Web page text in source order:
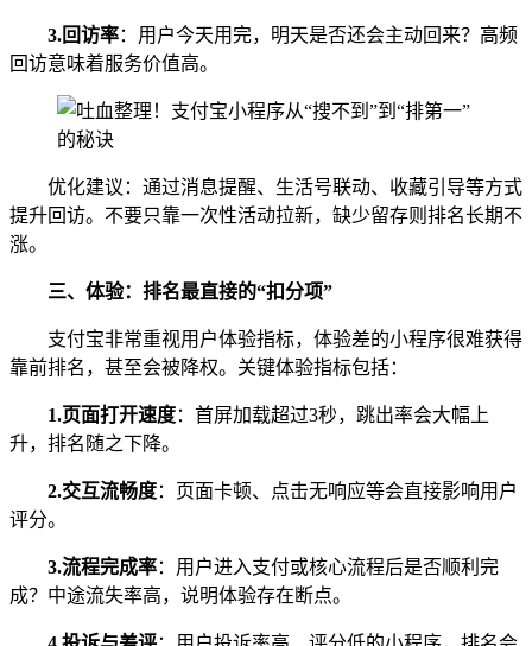
3.回访率：用户今天用完，明天是否还会主动回来？高频
回访意味着服务价值高。
优化建议：通过消息提醒、生活号联动、收藏引导等方式
提升回访。不要只靠一次性活动拉新，缺少留存则排名长期不
涨。
三、体验：排名最直接的“扣分项”
支付宝非常重视用户体验指标，体验差的小程序很难获得
靠前排名，甚至会被降权。关键体验指标包括：
1.页面打开速度：首屏加载超过3秒，跳出率会大幅上
升，排名随之下降。
2.交互流畅度：页面卡顿、点击无响应等会直接影响用户
评分。
3.流程完成率：用户进入支付或核心流程后是否顺利完
成？中途流失率高，说明体验存在断点。